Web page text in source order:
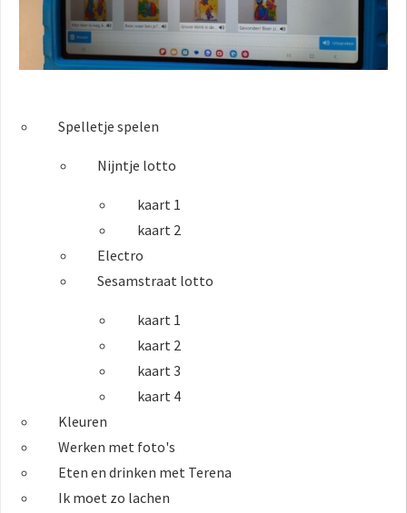
Spelletje spelen
Nijntje lotto
kaart 1
kaart 2
Electro
Sesamstraat lotto
kaart 1
kaart 2
kaart 3
kaart 4
Kleuren
Werken met foto's
Eten en drinken met Terena
Ik moet zo lachen